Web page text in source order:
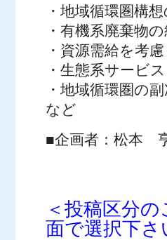
・地域循環圏構
・有機系廃棄物
・資源需給を考
・生態系サービ
・地域循環圏の
など
■企画者：松本
＜投稿区分
面で選択下さ